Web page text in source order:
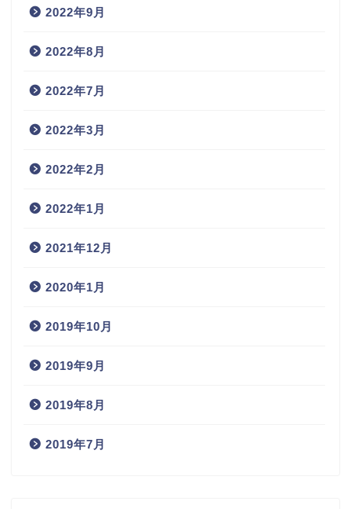
2022年9月
2022年8月
2022年7月
2022年3月
2022年2月
2022年1月
2021年12月
2020年1月
2019年10月
2019年9月
2019年8月
2019年7月